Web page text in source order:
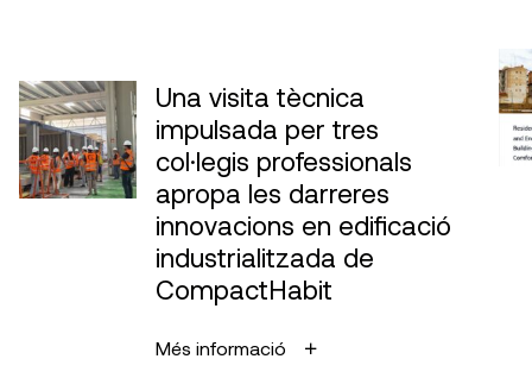
Una visita tècnica
impulsada per tres
col·legis professionals
apropa les darreres
innovacions en edificació
industrialitzada de
CompactHabit
Més informació